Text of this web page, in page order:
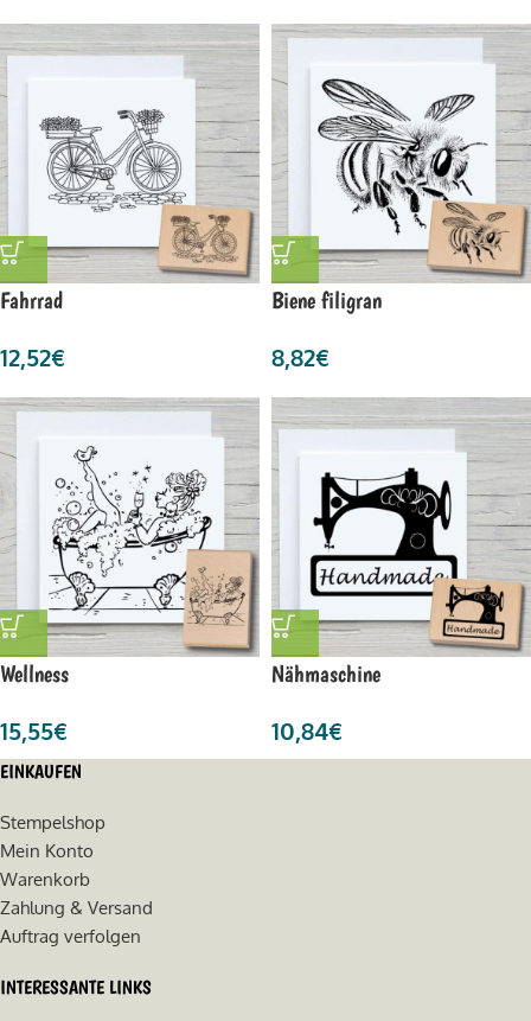
Fahrrad
12,52€
Biene filigran
8,82€
Wellness
15,55€
Nähmaschine
10,84€
EINKAUFEN
Stempelshop
Mein Konto
Warenkorb
Zahlung & Versand
Auftrag verfolgen
INTERESSANTE LINKS